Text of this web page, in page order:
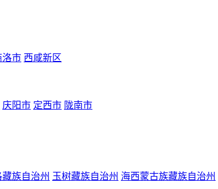
洛市 西咸新区
庆阳市 定西市 陇南市
藏族自治州 玉树藏族自治州 海西蒙古族藏族自治州